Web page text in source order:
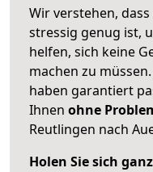
Wir verstehen,
stressig genug ist,
helfen, sich keine
machen zu
haben garantiert
Ihnen ohne
Reutlingen nach
Holen Sie sich